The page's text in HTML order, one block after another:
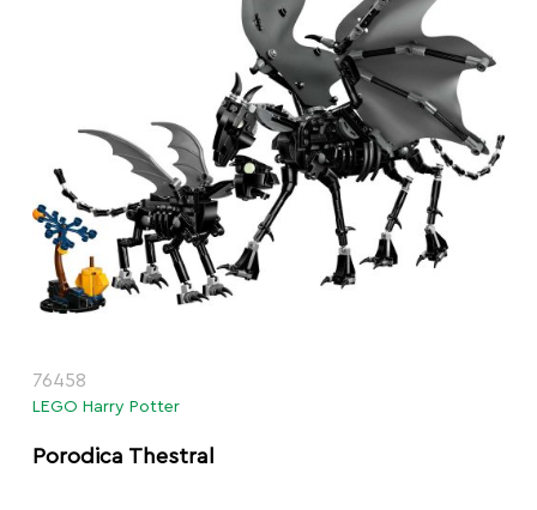
76458
LEGO Harry Potter
Porodica Thestral